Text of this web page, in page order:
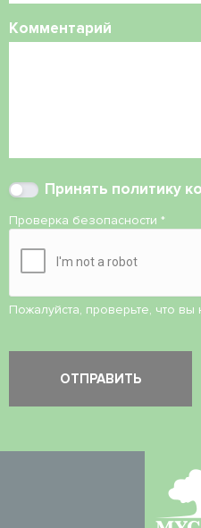
Комментарий
Принять политику
Проверка безопасности *
Пожалуйста, проверьте, что вы